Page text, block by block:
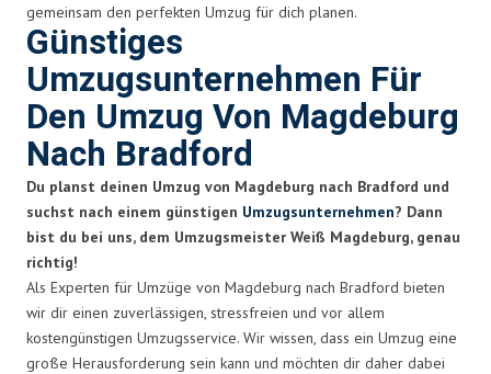
gemeinsam den perfekten Umzug für dich planen.
Günstiges
Umzugsunternehmen Für
Den Umzug Von Magdeburg
Nach Bradford
Du planst deinen Umzug von Magdeburg nach Bradford und
suchst nach einem günstigen Umzugsunternehmen? Dann
bist du bei uns, dem Umzugsmeister Weiß Magdeburg, genau
richtig!
Als Experten für Umzüge von Magdeburg nach Bradford bieten
wir dir einen zuverlässigen, stressfreien und vor allem
kostengünstigen Umzugsservice. Wir wissen, dass ein Umzug eine
große Herausforderung sein kann und möchten dir daher dabei